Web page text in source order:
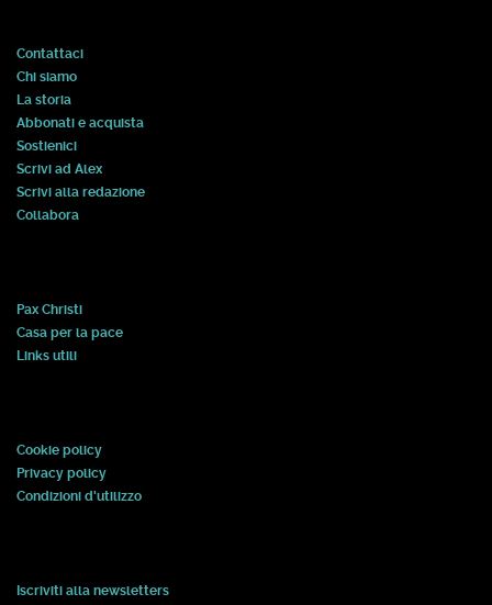
Contattaci
Chi siamo
La storia
Abbonati e acquista
Sostienici
Scrivi ad Alex
Scrivi alla redazione
Collabora
Pax Christi
Casa per la pace
Links utili
Cookie policy
Privacy policy
Condizioni d'utilizzo
Iscriviti alla newsletters